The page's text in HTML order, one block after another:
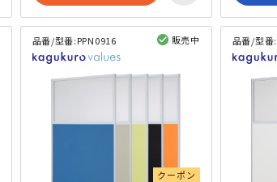
品番/型番:PPN0916
販売中
クーポン
品番/型番: